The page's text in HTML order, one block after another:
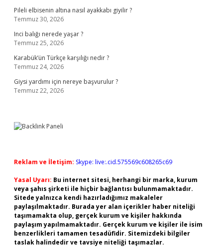
Pileli elbisenin altına nasıl ayakkabı giyilir ?
Temmuz 30, 2026
Inci balığı nerede yaşar ?
Temmuz 25, 2026
Karabük’ün Türkçe karşılığı nedir ?
Temmuz 24, 2026
Giysi yardımı için nereye başvurulur ?
Temmuz 22, 2026
Reklam ve İletişim: Skype: live:.cid.575569c608265c69
Yasal Uyarı: Bu internet sitesi, herhangi bir marka, kurum
veya şahıs şirketi ile hiçbir bağlantısı bulunmamaktadır.
Sitede yalnızca kendi hazırladığımız makaleler
paylaşılmaktadır. Burada yer alan içerikler haber niteliği
taşımamakta olup, gerçek kurum ve kişiler hakkında
paylaşım yapılmamaktadır. Gerçek kurum ve kişiler ile isim
benzerlikleri tamamen tesadüfidir. Sitemizdeki bilgiler
taslak halindedir ve tavsiye niteliği taşımazlar.